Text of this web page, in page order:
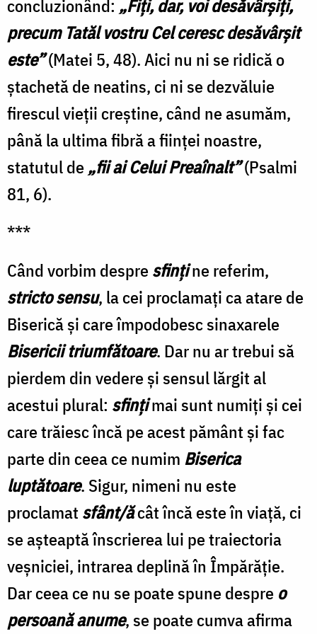
concluzionând: „Fiţi, dar, voi desăvârşiţi,
precum Tatăl vostru Cel ceresc desăvârşit
este”(Matei 5, 48). Aici nu ni se ridică o
ștachetă de neatins, ci ni se dezvăluie
firescul vieții creștine, când ne asumăm,
până la ultima fibră a ființei noastre,
statutul de„fii ai Celui Preaînalt”(Psalmi
81, 6).
***
Când vorbim despresfinţine referim,
stricto sensu, la cei proclamaţi ca atare de
Biserică şi care împodobesc sinaxarele
Bisericii triumfătoare. Dar nu ar trebui să
pierdem din vedere şi sensul lărgit al
acestui plural: sfinţimai sunt numiţi şi cei
care trăiesc încă pe acest pământ și fac
parte din ceea ce numim Biserica
luptătoare. Sigur, nimeni nu este
proclamat sfânt/ăcât încă este în viaţă, ci
se aşteaptă înscrierea lui pe traiectoria
veşniciei, intrarea deplină în Împărăţie.
Dar ceea ce nu se poate spune despre o
persoană anume, se poate cumva afirma